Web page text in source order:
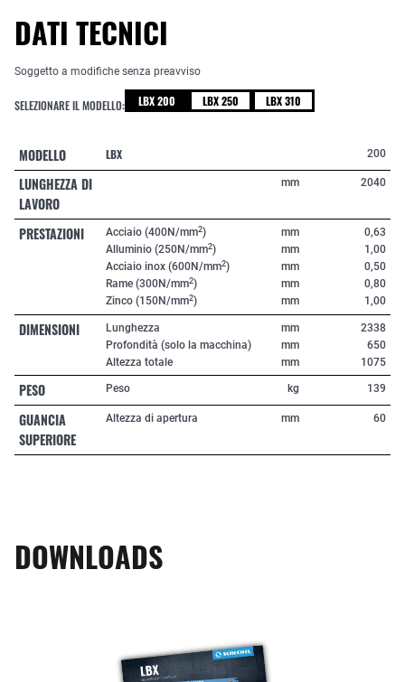
DATI TECNICI
Soggetto a modifiche senza preavviso
SELEZIONARE IL MODELLO: LBX 200 LBX 250 LBX 310
MODELLO LBX 200
LUNGHEZZA DI
LAVORO
mm 2040
PRESTAZIONI Acciaio (400N/mm2)
Alluminio (250N/mm2)
Acciaio inox (600N/mm2)
Rame (300N/mm2)
Zinco (150N/mm2)
mm
mm
mm
mm
mm
0,63
1,00
0,50
0,80
1,00
DIMENSIONI
Lunghezza
Profondità (solo la macchina)
Altezza totale
mm
mm
mm
2338
650
1075
PESO Peso kg 139
GUANCIA
SUPERIORE
Altezza di apertura mm 60
DOWNLOADS